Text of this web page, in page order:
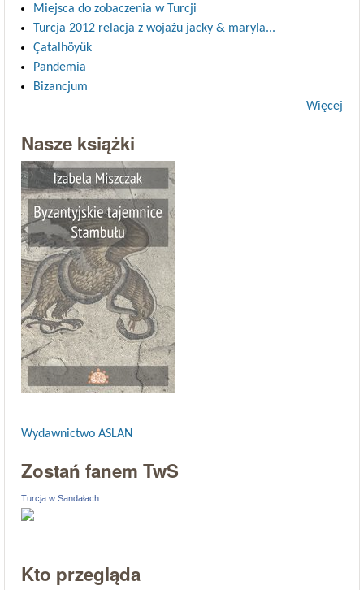
Miejsca do zobaczenia w Turcji
Turcja 2012 relacja z wojażu jacky & maryla...
Çatalhöyük
Pandemia
Bizancjum
Więcej
Nasze książki
Wydawnictwo ASLAN
Zostań fanem TwS
Turcja w Sandałach
Kto przegląda